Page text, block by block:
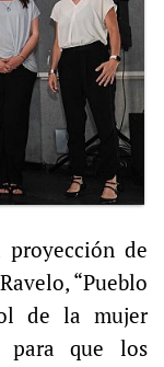
de
“Pueblo
de la mujer
para que los